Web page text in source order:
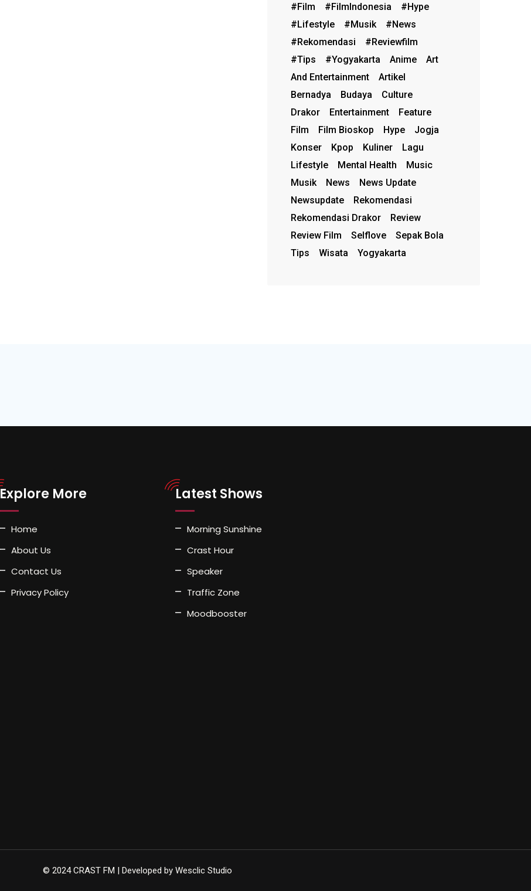
#film
#FilmIndonesia
#hype
#lifestyle
#musik
#News
#rekomendasi
#reviewfilm
#Tips
#Yogyakarta Anime
Art
And Entertainment
Artikel
Bernadya
Budaya
Culture
Drakor
Entertainment
Feature
Film
Film Bioskop Hype
Jogja
Konser
Kpop Kuliner
Lagu
Lifestyle
Mental Health
Music
Musik
News
News Update
Newsupdate
Rekomendasi
Rekomendasi Drakor
Review
Review Film
Selflove
Sepak Bola
Tips
Wisata Yogyakarta
Explore More
Home
About Us
Contact Us
Privacy Policy
Latest Shows
Morning Sunshine
Crast Hour
Speaker
Traffic Zone
Moodbooster
© 2024 CRAST FM | Developed by Wesclic Studio